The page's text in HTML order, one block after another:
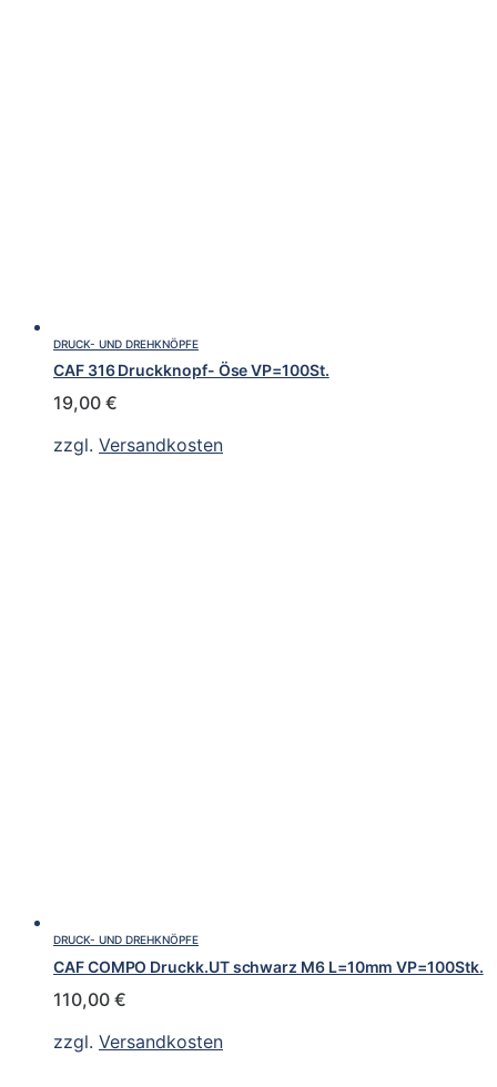
DRUCK- UND DREHKNÖPFE
CAF 316 Druckknopf- Öse VP=100St.
19,00 €
zzgl. Versandkosten
DRUCK- UND DREHKNÖPFE
CAF COMPO Druckk.UT schwarz M6 L=10mm VP=100Stk.
110,00 €
zzgl. Versandkosten